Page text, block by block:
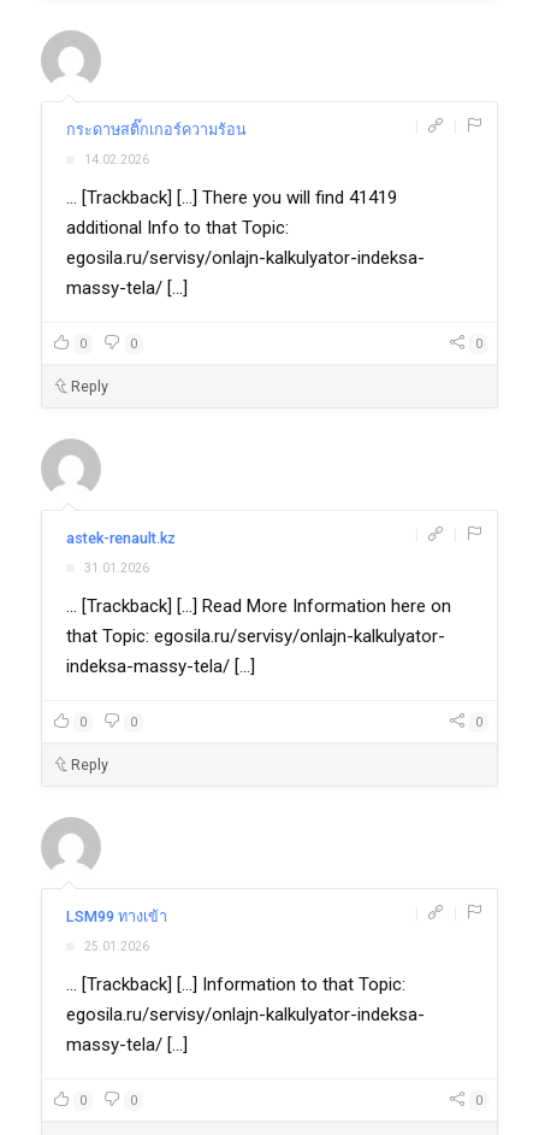
กระดาษสติ๊กเกอร์ความร้อน
14.02.2026
... [Trackback] [...] There you will find 41419
additional Info to that Topic:
egosila.ru/servisy/onlajn-kalkulyator-indeksa-
massy-tela/ [...]
0 0 0
Reply
astek-renault.kz
31.01.2026
... [Trackback] [...] Read More Information here on
that Topic: egosila.ru/servisy/onlajn-kalkulyator-
indeksa-massy-tela/ [...]
0 0 0
Reply
LSM99 ทางเข้า
25.01.2026
... [Trackback] [...] Information to that Topic:
egosila.ru/servisy/onlajn-kalkulyator-indeksa-
massy-tela/ [...]
0 0 0